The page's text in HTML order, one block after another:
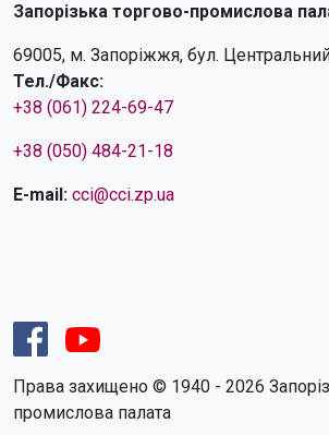
Запорізька торгово-промислова
69005, м. Запоріжжя, бул.
Тел./Факс:
+38 (061) 224-69-47
+38 (050) 484-21-18
E-mail: cci@cci.zp.ua
Права захищено © 1940 - 2026
промислова палата